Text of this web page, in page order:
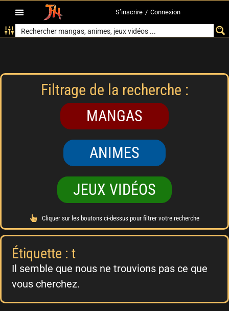
S’inscrire / Connexion
Filtrage de la recherche :
MANGAS
ANIMES
JEUX VIDÉOS
Cliquer sur les boutons ci-dessus pour filtrer votre recherche
Étiquette : t
Il semble que nous ne trouvions pas ce que
vous cherchez.